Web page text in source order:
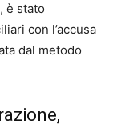
è stato
con l’accusa
dal metodo